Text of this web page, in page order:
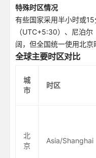
特殊时区情况
有些国家采用半小时或
（UTC+5:30）、尼泊
阔，但全国统一使用北京
全球主要时区对比
城
市
时区
北
京
Asia/Shanghai